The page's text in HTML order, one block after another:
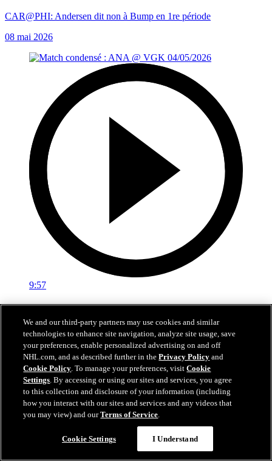
CAR@PHI: Andersen dit non à Bump en 1re période
08 mai 2026
9:57
Match condensé : ANA @ VGK 04/05/2026
Match no 2 condensé : Ducks vs Golden Knights 04/05/2026
05 mai 2026
We and our third-party partners may use cookies and similar
technologies to enhance site navigation, analyze site usage, save
your preferences, enable personalized advertising on and off
NHL.com, and as described further in thePrivacy Policy and
Cookie Policy. To manage your preferences, visitCookie
Settings. By accessing or using our sites and services, you agree
to this collection and disclosure of your information (including
how you interact with our sites and services and any videos that
you may view) and ourTerms of Service.
Cookie Settings I Understand